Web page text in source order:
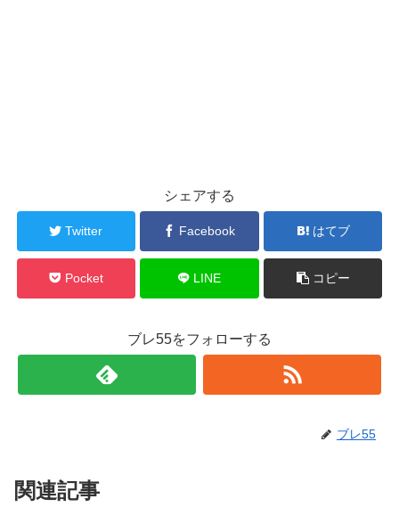
シェアする
Twitter Facebook はてブ
Pocket LINE コピー
ブレ55をフォローする
ブレ55
関連記事